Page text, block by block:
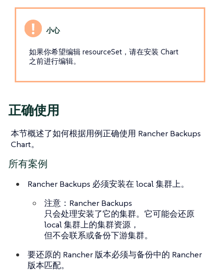
如果你希望编辑 resourceSet，请在安装 Chart
之前进行编辑。
正确使用
本节概述了如何根据用例正确使用 Rancher Backups
Chart。
所有案例
Rancher Backups 必须安装在 local 集群上。
注意：Rancher Backups
只会处理安装了它的集群。它可能会还原
local 集群上的集群资源，
但不会联系或备份下游集群。
要还原的 Rancher 版本必须与备份中的 Rancher
版本匹配。